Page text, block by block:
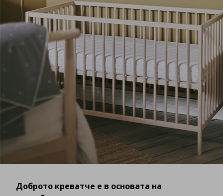
Доброто креватче е в основата на